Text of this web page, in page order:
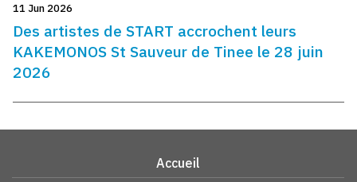
11 Jun 2026
Des artistes de START accrochent leurs
KAKEMONOS St Sauveur de Tinee le 28 juin
2026
Accueil